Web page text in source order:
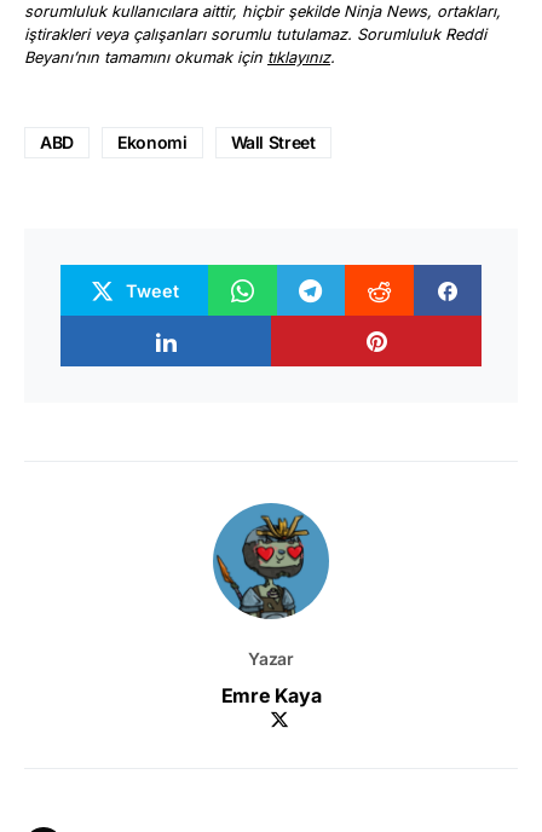
sorumluluk kullanıcılara aittir, hiçbir şekilde Ninja News, ortakları,
iştirakleri veya çalışanları sorumlu tutulamaz. Sorumluluk Reddi
Beyanı’nın tamamını okumak için tıklayınız.
ABD Ekonomi Wall Street
Tweet
Yazar
Emre Kaya